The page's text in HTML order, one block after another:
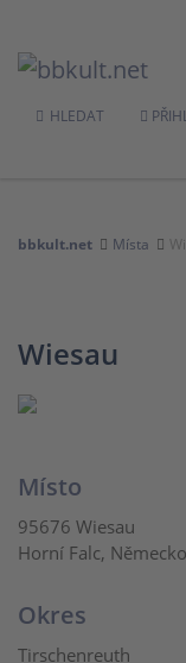
HLEDAT
bbkult.net Místa
Wiesau
Místo
95676 Wiesau
Horní Falc, Německo
Okres
Tirschenreuth